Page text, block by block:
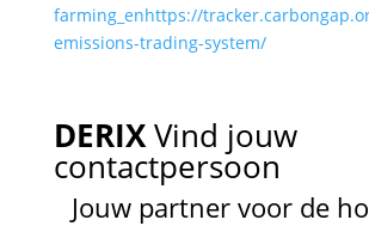
farming_enhttps://
emissions-trading-system/
DERIXVind jouw
contactpersoon
Jouw partner voor de